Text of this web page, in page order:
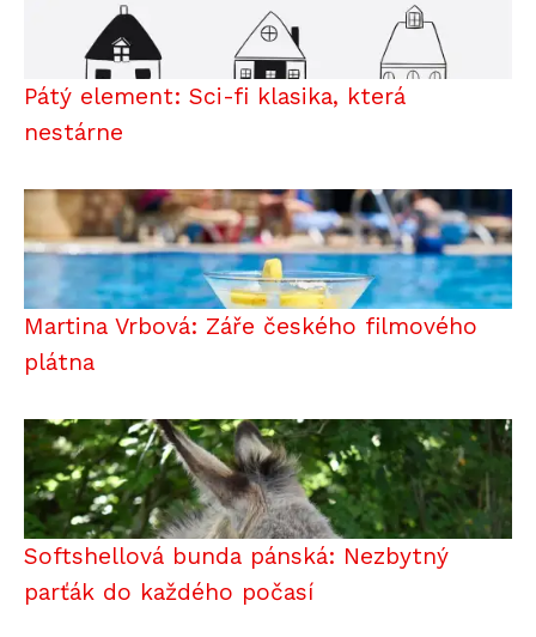
Pátý element: Sci-fi klasika, která
nestárne
Martina Vrbová: Záře českého filmového
plátna
Softshellová bunda pánská: Nezbytný
parťák do každého počasí